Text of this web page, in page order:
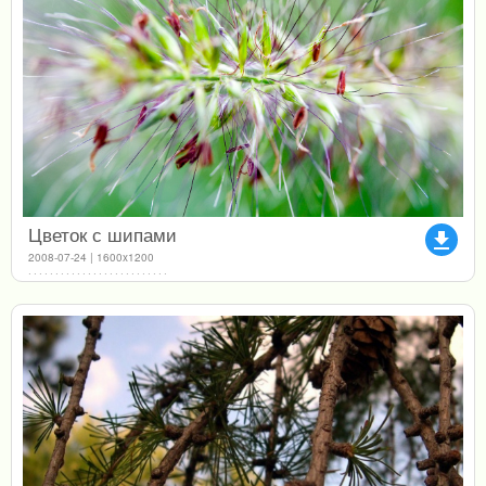
file_download
Цветок с шипами
2008-07-24 | 1600x1200